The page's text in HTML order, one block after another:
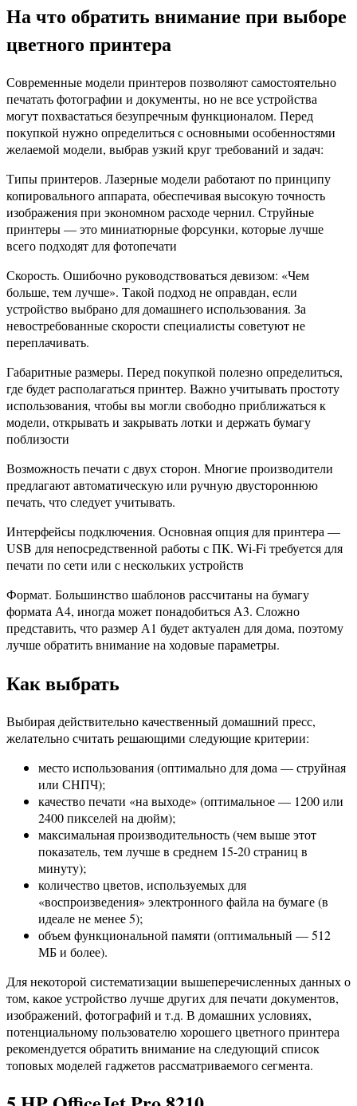
На что обратить внимание при выборе
цветного принтера
Современные модели принтеров позволяют самостоятельно
печатать фотографии и документы, но не все устройства
могут похвастаться безупречным функционалом. Перед
покупкой нужно определиться с основными особенностями
желаемой модели, выбрав узкий круг требований и задач:
Типы принтеров. Лазерные модели работают по принципу
копировального аппарата, обеспечивая высокую точность
изображения при экономном расходе чернил. Струйные
принтеры — это миниатюрные форсунки, которые лучше
всего подходят для фотопечати
Скорость. Ошибочно руководствоваться девизом: «Чем
больше, тем лучше». Такой подход не оправдан, если
устройство выбрано для домашнего использования. За
невостребованные скорости специалисты советуют не
переплачивать.
Габаритные размеры. Перед покупкой полезно определиться,
где будет располагаться принтер. Важно учитывать простоту
использования, чтобы вы могли свободно приближаться к
модели, открывать и закрывать лотки и держать бумагу
поблизости
Возможность печати с двух сторон. Многие производители
предлагают автоматическую или ручную двустороннюю
печать, что следует учитывать.
Интерфейсы подключения. Основная опция для принтера —
USB для непосредственной работы с ПК. Wi-Fi требуется для
печати по сети или с нескольких устройств
Формат. Большинство шаблонов рассчитаны на бумагу
формата А4, иногда может понадобиться А3. Сложно
представить, что размер А1 будет актуален для дома, поэтому
лучше обратить внимание на ходовые параметры.
Как выбрать
Выбирая действительно качественный домашний пресс,
желательно считать решающими следующие критерии:
место использования (оптимально для дома — струйная
или СНПЧ);
качество печати «на выходе» (оптимальное — 1200 или
2400 пикселей на дюйм);
максимальная производительность (чем выше этот
показатель, тем лучше в среднем 15-20 страниц в
минуту);
количество цветов, используемых для
«воспроизведения» электронного файла на бумаге (в
идеале не менее 5);
объем функциональной памяти (оптимальный — 512
МБ и более).
Для некоторой систематизации вышеперечисленных данных о
том, какое устройство лучше других для печати документов,
изображений, фотографий и т.д. В домашних условиях,
потенциальному пользователю хорошего цветного принтера
рекомендуется обратить внимание на следующий список
топовых моделей гаджетов рассматриваемого сегмента.